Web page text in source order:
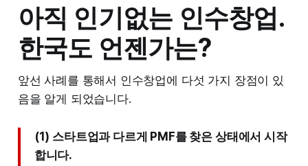
아직 인기없는 인수창업.
한국도 언젠가는?
앞선 사례를 통해서 인수창업에 다섯 가지 장점이 있
음을 알게 되었습니다.
(1) 스타트업과 다르게 PMF를 찾은 상태에서 시작
합니다.